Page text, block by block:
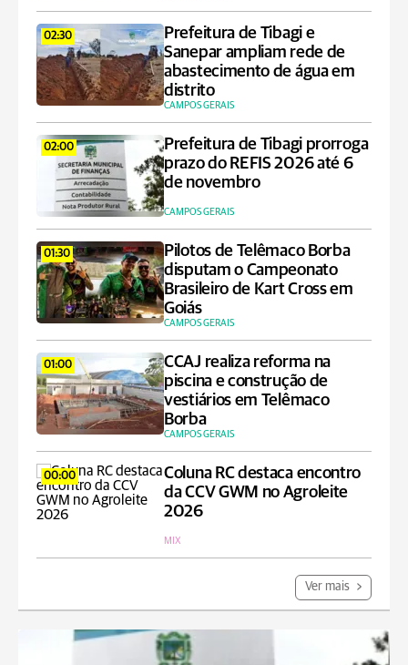
02:30
Prefeitura de Tibagi e
Sanepar ampliam rede de
abastecimento de água em
distrito
CAMPOS GERAIS
02:00
Prefeitura de Tibagi prorroga
prazo do REFIS 2026 até 6
de novembro
CAMPOS GERAIS
01:30
Pilotos de Telêmaco Borba
disputam o Campeonato
Brasileiro de Kart Cross em
Goiás
CAMPOS GERAIS
01:00
CCAJ realiza reforma na
piscina e construção de
vestiários em Telêmaco
Borba
CAMPOS GERAIS
00:00
Coluna RC destaca encontro
da CCV GWM no Agroleite
2026
MIX
Ver mais